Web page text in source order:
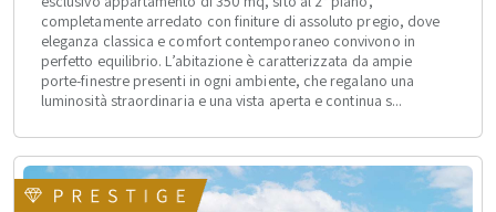
completamente arredato con finiture di assoluto pregio, dove
eleganza classica e comfort contemporaneo convivono in
perfetto equilibrio. L’abitazione è caratterizzata da ampie
porte-finestre presenti in ogni ambiente, che regalano una
luminosità straordinaria e una vista aperta e continua s...